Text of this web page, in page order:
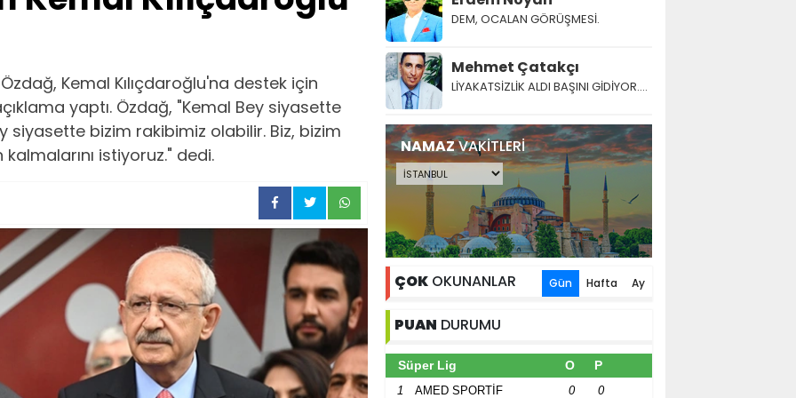
Kemal Kılıçdaroğlu'na destek için
yaptı. Özdağ, "Kemal Bey siyasette
siyasette bizim rakibimiz olabilir. Biz, bizim
istiyoruz." dedi.
DEM, OCALAN GÖRÜŞMESİ.
Mehmet Çatakçı
LİYAKATSİZLİK ALDI BAŞINI GİDİYOR....
NAMAZVAKİTLERİ
ÇOK OKUNANLAR Gün Hafta Ay
PUAN DURUMU
Süper Lig O P
1 AMED SPORTİF 0 0